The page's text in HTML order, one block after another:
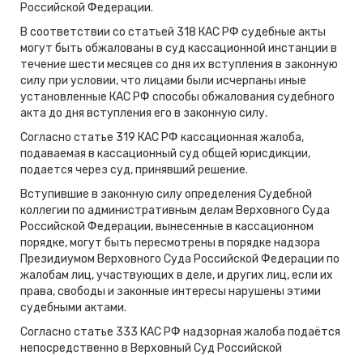
Российской Федерации.
В соответствии со статьей 318 КАС РФ судебные акты
могут быть обжалованы в суд кассационной инстанции в
течение шести месяцев со дня их вступления в законную
силу при условии, что лицами были исчерпаны иные
установленные КАС РФ способы обжалования судебного
акта до дня вступления его в законную силу.
Согласно статье 319 КАС РФ кассационная жалоба,
подаваемая в кассационный суд общей юрисдикции,
подается через суд, принявший решение.
Вступившие в законную силу определения Судебной
коллегии по административным делам Верховного Суда
Российской Федерации, вынесенные в кассационном
порядке, могут быть пересмотрены в порядке надзора
Президиумом Верховного Суда Российской Федерации по
жалобам лиц, участвующих в деле, и других лиц, если их
права, свободы и законные интересы нарушены этими
судебными актами.
Согласно статье 333 КАС РФ надзорная жалоба подаётся
непосредственно в Верховный Суд Российской